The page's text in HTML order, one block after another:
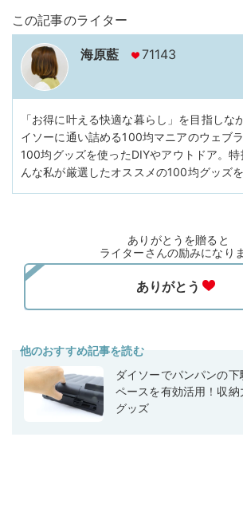
この記事のライター
海原藍 71143
「お得に叶える快適な暮らし」を目指しな
イソーに通い詰める100均マニアのウェブ
100均グッズを使ったDIYやアウトドア。
んな私が厳選したオススメの100均グッズ
ありがとうを贈ると
ライターさんの励みになり
他のおすすめ記事を読む
ダイソーでパンパンの
ペースを有効活用！収納
グッズ